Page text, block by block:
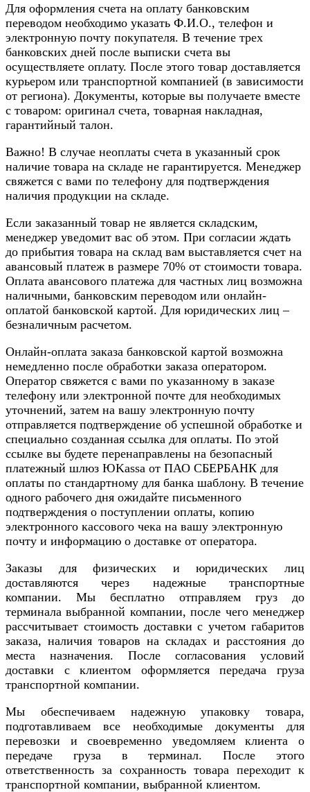
Для оформления счета на оплату банковским
переводом необходимо указать Ф.И.О., телефон и
электронную почту покупателя. В течение трех
банковских дней после выписки счета вы
осуществляете оплату. После этого товар доставляется
курьером или транспортной компанией (в зависимости
от региона). Документы, которые вы получаете вместе
с товаром: оригинал счета, товарная накладная,
гарантийный талон.
Важно! В случае неоплаты счета в указанный срок
наличие товара на складе не гарантируется. Менеджер
свяжется с вами по телефону для подтверждения
наличия продукции на складе.
Если заказанный товар не является складским,
менеджер уведомит вас об этом. При согласии ждать
до прибытия товара на склад вам выставляется счет на
авансовый платеж в размере 70% от стоимости товара.
Оплата авансового платежа для частных лиц возможна
наличными, банковским переводом или онлайн-
оплатой банковской картой. Для юридических лиц –
безналичным расчетом.
Онлайн-оплата заказа банковской картой возможна
немедленно после обработки заказа оператором.
Оператор свяжется с вами по указанному в заказе
телефону или электронной почте для необходимых
уточнений, затем на вашу электронную почту
отправляется подтверждение об успешной обработке и
специально созданная ссылка для оплаты. По этой
ссылке вы будете перенаправлены на безопасный
платежный шлюз ЮKassa от ПАО СБЕРБАНК для
оплаты по стандартному для банка шаблону. В течение
одного рабочего дня ожидайте письменного
подтверждения о поступлении оплаты, копию
электронного кассового чека на вашу электронную
почту и информацию о доставке от оператора.
Заказы для физических и юридических лиц
доставляются через надежные транспортные
компании. Мы бесплатно отправляем груз до
терминала выбранной компании, после чего менеджер
рассчитывает стоимость доставки с учетом габаритов
заказа, наличия товаров на складах и расстояния до
места назначения. После согласования условий
доставки с клиентом оформляется передача груза
транспортной компании.
Мы обеспечиваем надежную упаковку товара,
подготавливаем все необходимые документы для
перевозки и своевременно уведомляем клиента о
передаче груза в терминал. После этого
ответственность за сохранность товара переходит к
транспортной компании, выбранной клиентом.